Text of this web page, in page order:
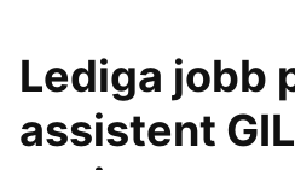
Lediga jobb
assistent